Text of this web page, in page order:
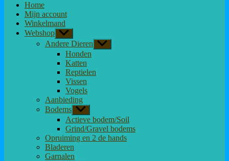
Home
Mijn account
Winkelmand
Webshop Toon
submenu
Andere Dieren Toon
submenu
Honden
Katten
Reptielen
Vissen
Vogels
Aanbieding
Bodems Toon
submenu
Actieve bodem/Soil
Grind/Gravel bodems
Opruiming en 2 de hands
Bladeren
Garnalen